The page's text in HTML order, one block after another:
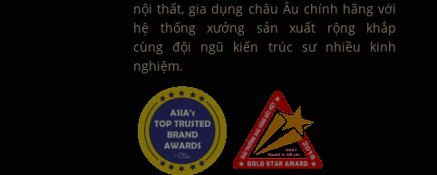
nội thất, gia dụng châu Âu chính hãng với
hệ thống xưởng sản xuất rộng khắp
cùng đội ngũ kiến trúc sư nhiều kinh
nghiệm.